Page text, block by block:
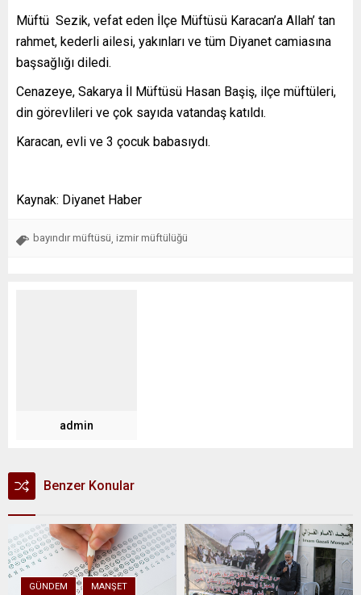
Müftü Sezik, vefat eden İlçe Müftüsü Karacan’a Allah’ tan
rahmet, kederli ailesi, yakınları ve tüm Diyanet camiasına
başsağlığı diledi.
Cenazeye, Sakarya İl Müftüsü Hasan Başiş, ilçe müftüleri,
din görevlileri ve çok sayıda vatandaş katıldı.
Karacan, evli ve 3 çocuk babasıydı.
Kaynak: Diyanet Haber
bayındır müftüsü izmir müftülüğü
admin
Benzer Konular
GÜNDEM MANŞET